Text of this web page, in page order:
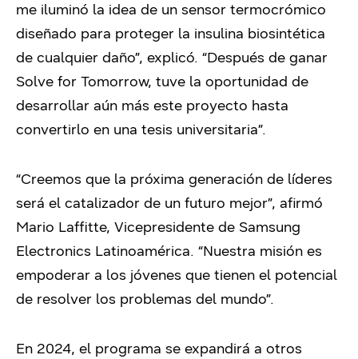
me iluminó la idea de un sensor termocrómico
diseñado para proteger la insulina biosintética
de cualquier daño”, explicó. “Después de ganar
Solve for Tomorrow, tuve la oportunidad de
desarrollar aún más este proyecto hasta
convertirlo en una tesis universitaria”.
“Creemos que la próxima generación de líderes
será el catalizador de un futuro mejor”, afirmó
Mario Laffitte, Vicepresidente de Samsung
Electronics Latinoamérica. “Nuestra misión es
empoderar a los jóvenes que tienen el potencial
de resolver los problemas del mundo”.
En 2024, el programa se expandirá a otros